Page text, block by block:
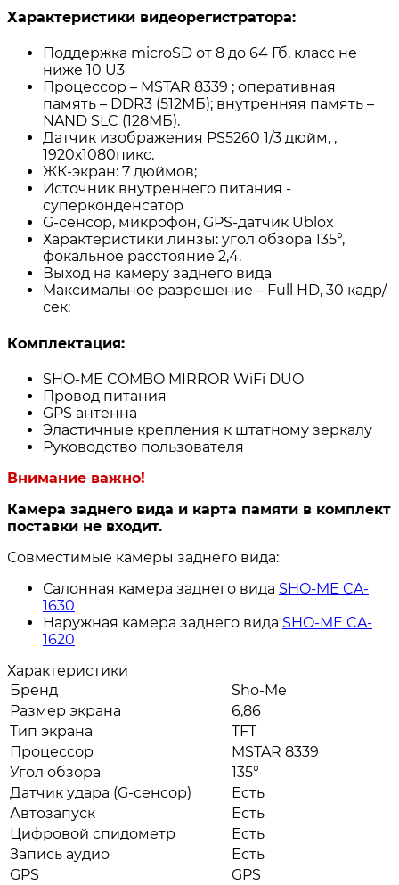
Характеристики видеорегистратора:
Поддержка microSD от 8 до 64 Гб, класс не
ниже 10 U3
Процессор – MSTAR 8339 ; оперативная
память – DDR3 (512МБ); внутренняя память –
NAND SLC (128МБ).
Датчик изображения PS5260 1/3 дюйм, ,
1920х1080пикс.
ЖК-экран: 7 дюймов;
Источник внутреннего питания -
суперконденсатор
G-сенсор, микрофон, GPS-датчик Ublox
Характеристики линзы: угол обзора 135°,
фокальное расстояние 2,4.
Выход на камеру заднего вида
Mаксимальное разрешение – Full HD, 30 кадр/
сек;
Комплектация:
SHO-ME COMBO MIRROR WiFi DUO
Провод питания
GPS антенна
Эластичные крепления к штатному зеркалу
Руководство пользователя
Внимание важно!
Камера заднего вида и карта памяти в комплект
поставки не входит.
Совместимые камеры заднего вида:
Салонная камера заднего вида SHO-ME CA-
1630
Наружная камера заднего вида SHO-ME CA-
1620
Характеристики
Бренд
Sho-Me
Размер экрана
6,86
Тип экрана
TFT
Процессор
MSTAR 8339
Угол обзора
135°
Датчик удара (G-сенсор)
Есть
Автозапуск
Есть
Цифровой спидометр
Есть
Запись аудио
Есть
GPS
GPS